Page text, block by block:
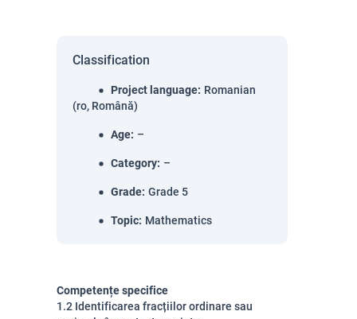
Classification
Project language: Romanian
(ro, Română)
Age: –
Category: –
Grade: Grade 5
Topic: Mathematics
Competențe specifice
1.2 Identificarea fracțiilor ordinare sau